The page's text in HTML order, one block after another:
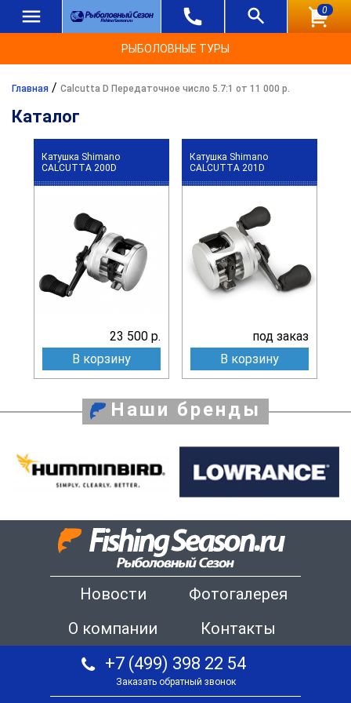
0
РЫБОЛОВНЫЕ ТУРЫ
Главная / Calcutta D Передаточное число 5.7:1 от 11 000 р.
Каталог
Катушка Shimano
CALCUTTA 200D
23 500 р.
В корзину
Катушка Shimano
CALCUTTA 201D
под заказ
В корзину
Наши бренды
Новости
Фотогалерея
О компании
Контакты
+7 (499) 398 22 54
Заказать обратный звонок